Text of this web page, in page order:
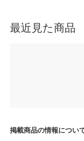
最近見た商品
掲載商品の情報につい